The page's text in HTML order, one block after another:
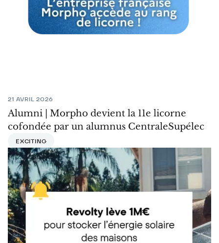
21 AVRIL 2026
Alumni | Morpho devient la 11e licorne
cofondée par un alumnus CentraleSupélec
EXCITING